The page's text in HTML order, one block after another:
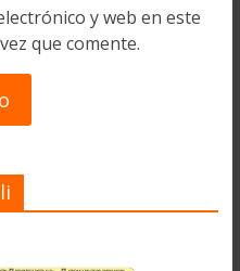
y web en este
que comente.